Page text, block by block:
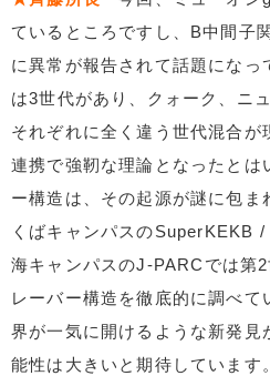
ているところですし、B中間子
に異常が報告されて話題になっ
は3世代があり、クォーク、ニ
それぞれに全く違う世代混合が
連携で強靭な理論となったとは
ー構造は、その起源が謎に包ま
くばキャンパスのSuperKEKB
海キャンパスのJ-PARCでは第
レーバー構造を徹底的に調べて
界が一気に開けるような新発見
能性は大きいと期待しています。